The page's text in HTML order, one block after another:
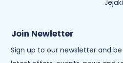
Join Newletter
Sign up to our newsletter and